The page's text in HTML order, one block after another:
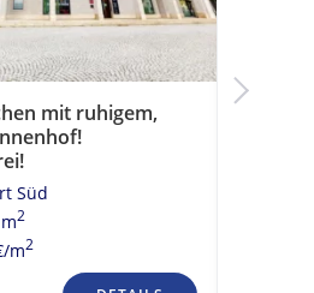
mit ruhigem,
Süd
2
m2